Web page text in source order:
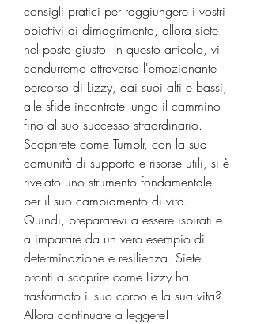
consigli pratici per raggiungere i vostri
obiettivi di dimagrimento, allora siete
nel posto giusto. In questo articolo, vi
condurremo attraverso l'emozionante
percorso di Lizzy, dai suoi alti e bassi,
alle sfide incontrate lungo il cammino
fino al suo successo straordinario.
Scoprirete come Tumblr, con la sua
comunità di supporto e risorse utili, si è
rivelato uno strumento fondamentale
per il suo cambiamento di vita.
Quindi, preparatevi a essere ispirati e
a imparare da un vero esempio di
determinazione e resilienza. Siete
pronti a scoprire come Lizzy ha
trasformato il suo corpo e la sua vita?
Allora continuate a leggere!